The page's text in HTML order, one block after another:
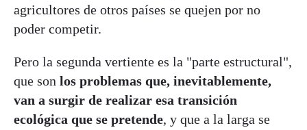
agricultores de otros países se quejen por no
poder competir.
Pero la segunda vertiente es la "parte estructural",
que son los problemas que, inevitablemente,
van a surgir de realizar esa transición
ecológica que se pretende, y que a la larga se